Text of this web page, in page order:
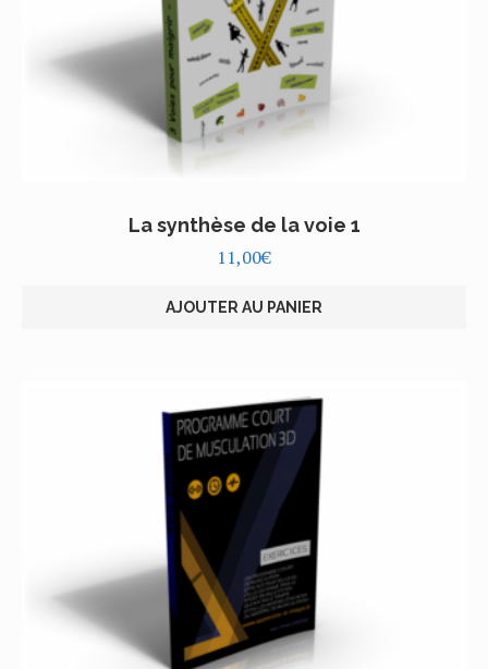
La synthèse de la voie 1
11,00€
AJOUTER AU PANIER